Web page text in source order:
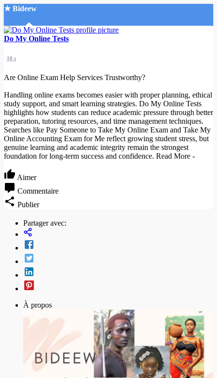
★ Bideew
Accueil
Recherche Avancée
Mon compte
Connexion
Créer un compte
Mode nuit
Do My Online Tests
10 s
Are Online Exam Help Services Trustworthy?
Handling online exams becomes easier with proper planning, ethical
study support, and smart learning strategies. Do My Online Tests
highlights how students can reduce academic pressure through better
preparation, tutoring resources, and time management techniques.
Searches like Pay Someone to Take My Online Exam and Take My
Online Accounting Exam for Me reflect growing student stress, but
genuine learning and academic integrity remain the strongest
foundation for long-term success and confidence. Read More -
Aimer
Commentaire
Publier
Partager avec:
À propos